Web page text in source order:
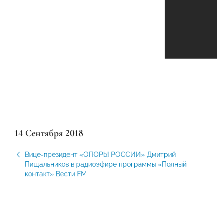
14 Сентября 2018
Вице-президент «ОПОРЫ РОССИИ» Дмитрий
Пищальников в радиоэфире программы «Полный
контакт» Вести FM